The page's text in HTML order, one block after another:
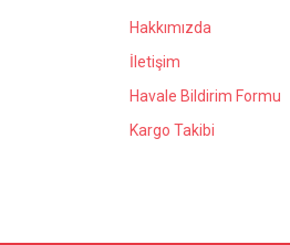
Hakkımızda
İletişim
Havale Bildirim Formu
Kargo Takibi